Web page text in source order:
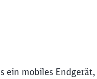
ein mobiles